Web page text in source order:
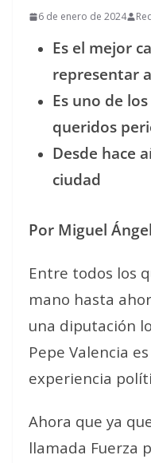
6 de enero de 2024
Es el mejor
representar
Es uno de
queridos
Desde hace
ciudad
Por Miguel
Entre todos los
mano hasta
una diputación
Pepe Valencia
experiencia
Ahora que ya
llamada Fuerza